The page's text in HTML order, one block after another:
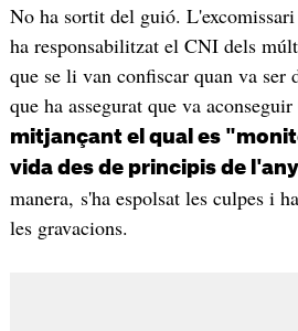
No ha sortit del guió.
ha responsabilitzat el CNI dels
que se li van confiscar quan va ser
que ha assegurat que va aconseguir
mitjançant el qual es
vida des de principis de
manera, s'ha espolsat les culpes i
les gravacions.